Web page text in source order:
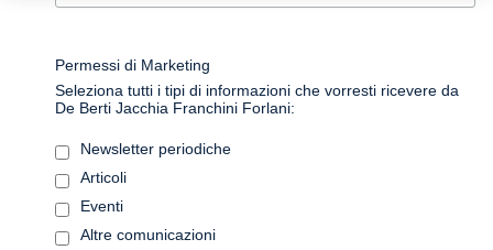
Permessi di Marketing
Seleziona tutti i tipi di informazioni che vorresti ricevere da
De Berti Jacchia Franchini Forlani:
Newsletter periodiche
Articoli
Eventi
Altre comunicazioni